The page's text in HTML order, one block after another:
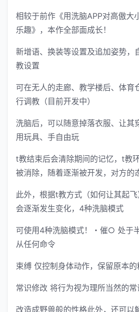
相较于前作《用洗脑APP对高傲大
乐趣》，本作全部面成长！
新增语、换装等设置及追加姿势，
教设置
可在无人的走廊、教学楼后、体育
行调教（目前开发中）
洗脑后，可以随意掉落衣服、让其
用玩具、手自由玩
t教结束后会清除期间的记忆，t教
被消除，随着逐渐被开发，对方的
此外，根据t教方式（如何让其起
会逐渐发生变化，4种洗脑模式
可使用4种洗脑模式！・催○ 处于
从任何命令
束缚 仅控制身体动作，保留原本
常识修改 将行为视为理所当然的
改造成野兽般的性格此外，还可以